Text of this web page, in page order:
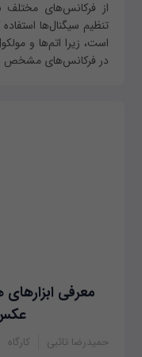
از فرکانس‌های مختلف
تنظیم سیگنال‌ها
است، زیرا اتم‌ها و
در فرکانس‌های مشخص
معرفی
حمیدرضا تائبی کارگاه